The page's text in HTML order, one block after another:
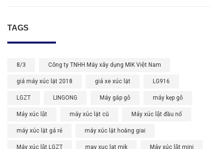
TAGS
8/3 Công ty TNHH Máy xây dựng MIK Việt Nam
giá máy xúc lật 2018 giá xe xúc lật LG916
LGZT LINGONG Máy gắp gỗ máy kẹp gỗ
Máy xúc lật máy xúc lật cũ Máy xúc lật đầu nổ
máy xúc lật gá rẻ máy xúc lật hoằng giai
Máy xúc lật LGZT may xuc lat mik Máy xúc lật mini